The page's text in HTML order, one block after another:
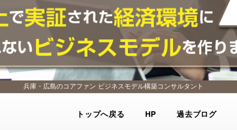
兵庫・広島のコアファン ビジネスモデル構築コンサルタント
トップへ戻る HP 過去ブログ